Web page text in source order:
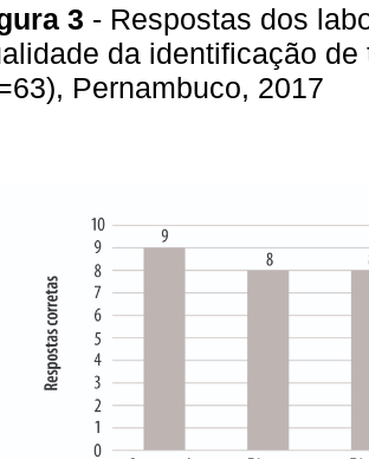
3 - Respostas dos
da identificação
Pernambuco, 2017